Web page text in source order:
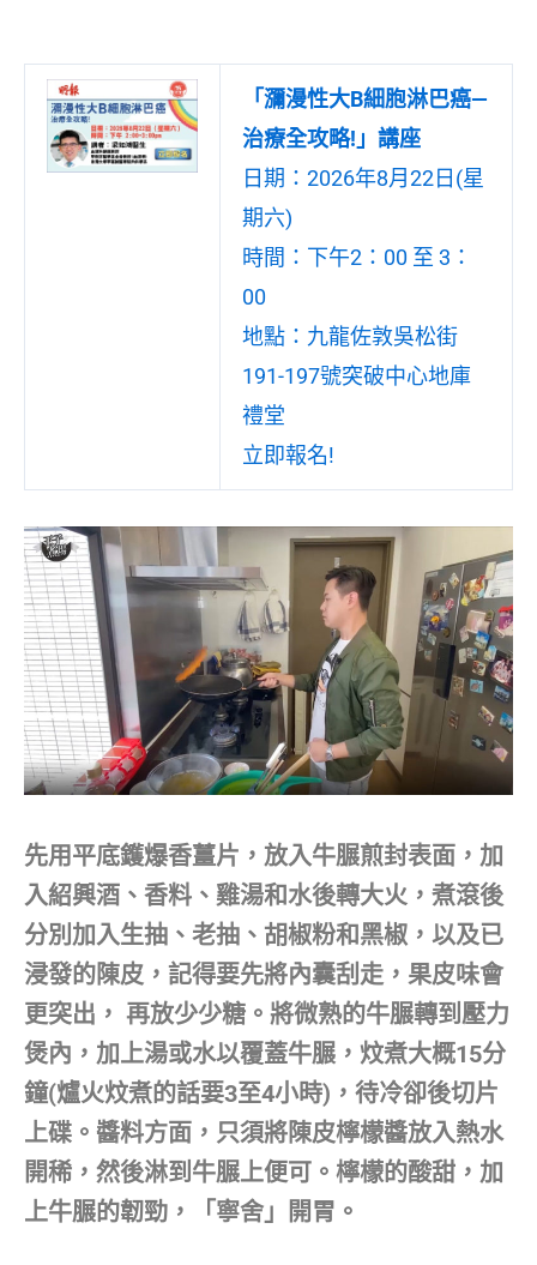
「瀰漫性大B細胞淋巴癌—
治療全攻略!」講座
日期：2026年8月22日(星
期六)
時間：下午2：00 至 3：
00
地點：九龍佐敦吳松街
191-197號突破中心地庫
禮堂
立即報名!
先用平底鑊爆香薑片，放入牛𦟌煎封表面，加
入紹興酒、香料、雞湯和水後轉大火，煮滾後
分別加入生抽、老抽、胡椒粉和黑椒，以及已
浸發的陳皮，記得要先將內囊刮走，果皮味會
更突出， 再放少少糖。將微熟的牛𦟌轉到壓力
煲內，加上湯或水以覆蓋牛𦟌，炆煮大概15分
鐘(爐火炆煮的話要3至4小時)，待冷卻後切片
上碟。醬料方面，只須將陳皮檸檬醬放入熱水
開稀，然後淋到牛𦟌上便可。檸檬的酸甜，加
上牛𦟌的韌勁，「寧舍」開胃。